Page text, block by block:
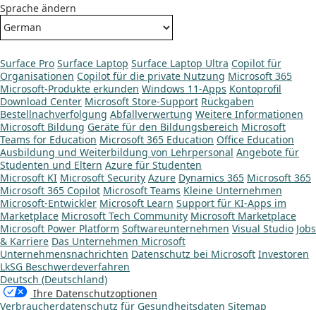
Sprache ändern
Surface Pro Surface Laptop Surface Laptop Ultra Copilot für
Organisationen Copilot für die private Nutzung Microsoft 365
Microsoft-Produkte erkunden Windows 11-Apps Kontoprofil
Download Center Microsoft Store-Support Rückgaben
Bestellnachverfolgung Abfallverwertung Weitere Informationen
Microsoft Bildung Geräte für den Bildungsbereich Microsoft
Teams for Education Microsoft 365 Education Office Education
Ausbildung und Weiterbildung von Lehrpersonal Angebote für
Studenten und Eltern Azure für Studenten
Microsoft KI Microsoft Security Azure Dynamics 365 Microsoft 365
Microsoft 365 Copilot Microsoft Teams Kleine Unternehmen
Microsoft-Entwickler Microsoft Learn Support für KI-Apps im
Marketplace Microsoft Tech Community Microsoft Marketplace
Microsoft Power Platform Softwareunternehmen Visual Studio Jobs
& Karriere Das Unternehmen Microsoft
Unternehmensnachrichten Datenschutz bei Microsoft Investoren
LkSG Beschwerdeverfahren
Deutsch (Deutschland)
Ihre Datenschutzoptionen
Verbraucherdatenschutz für Gesundheitsdaten Sitemap